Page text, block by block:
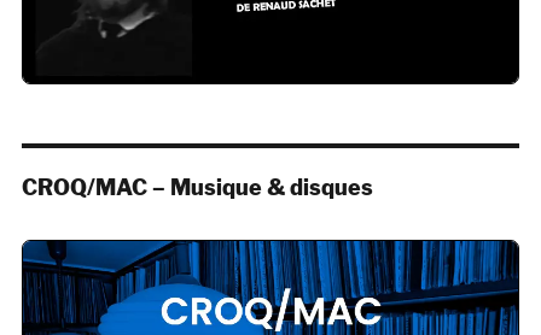
CROQ/MAC – Musique & disques